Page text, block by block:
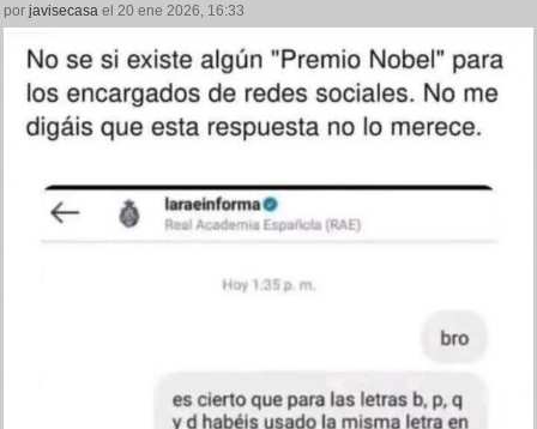
por javisecasa el 20 ene 2026, 16:33